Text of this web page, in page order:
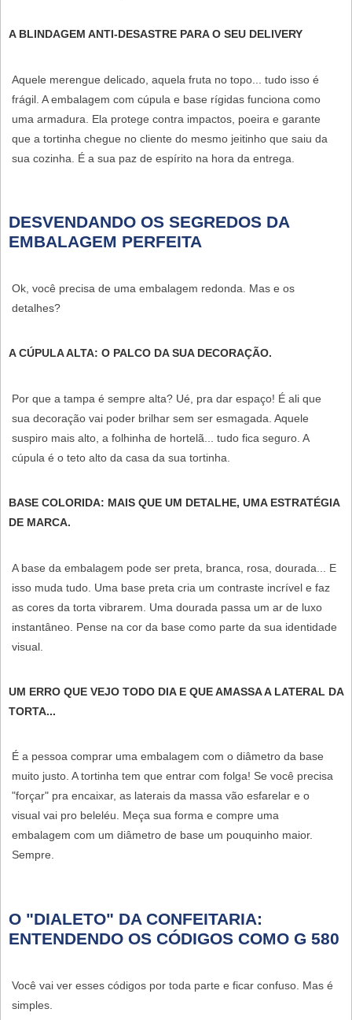
A BLINDAGEM ANTI-DESASTRE PARA O SEU DELIVERY
Aquele merengue delicado, aquela fruta no topo... tudo isso é
frágil. A embalagem com cúpula e base rígidas funciona como
uma armadura. Ela protege contra impactos, poeira e garante
que a tortinha chegue no cliente do mesmo jeitinho que saiu da
sua cozinha. É a sua paz de espírito na hora da entrega.
DESVENDANDO OS SEGREDOS DA
EMBALAGEM PERFEITA
Ok, você precisa de uma embalagem redonda. Mas e os
detalhes?
A CÚPULA ALTA: O PALCO DA SUA DECORAÇÃO.
Por que a tampa é sempre alta? Ué, pra dar espaço! É ali que
sua decoração vai poder brilhar sem ser esmagada. Aquele
suspiro mais alto, a folhinha de hortelã... tudo fica seguro. A
cúpula é o teto alto da casa da sua tortinha.
BASE COLORIDA: MAIS QUE UM DETALHE, UMA ESTRATÉGIA
DE MARCA.
A base da embalagem pode ser preta, branca, rosa, dourada... E
isso muda tudo. Uma base preta cria um contraste incrível e faz
as cores da torta vibrarem. Uma dourada passa um ar de luxo
instantâneo. Pense na cor da base como parte da sua identidade
visual.
UM ERRO QUE VEJO TODO DIA E QUE AMASSA A LATERAL DA
TORTA...
É a pessoa comprar uma embalagem com o diâmetro da base
muito justo. A tortinha tem que entrar com folga! Se você precisa
"forçar" pra encaixar, as laterais da massa vão esfarelar e o
visual vai pro beleléu. Meça sua forma e compre uma
embalagem com um diâmetro de base um pouquinho maior.
Sempre.
O "DIALETO" DA CONFEITARIA:
ENTENDENDO OS CÓDIGOS COMO G 580
Você vai ver esses códigos por toda parte e ficar confuso. Mas é
simples.